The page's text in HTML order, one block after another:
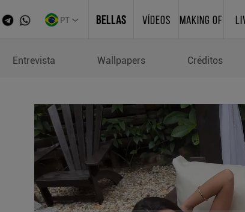
PT BELLAS VÍDEOS MAKING OF
Entrevista Wallpapers Créditos